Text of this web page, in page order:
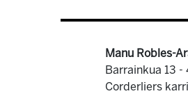
Manu Robles-
Barrainkua 13
Corderliers